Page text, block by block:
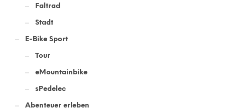
Faltrad
Stadt
E-Bike Sport
Tour
eMountainbike
sPedelec
Abenteuer erleben